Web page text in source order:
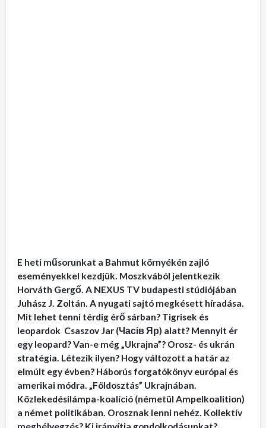
E heti műsorunkat a Bahmut környékén zajló
eseményekkel kezdjük. Moszkvából jelentkezik
Horváth Gergő. A NEXUS TV budapesti stúdiójában
Juhász J. Zoltán. A nyugati sajtó megkésett híradása.
Mit lehet tenni térdig érő sárban? Tigrisek és
leopardok Csaszov Jar (Часів Яр) alatt? Mennyit ér
egy leopard? Van-e még „Ukrajna”? Orosz- és ukrán
stratégia. Létezik ilyen? Hogy változott a határ az
elmúlt egy évben? Háborús forgatókönyv európai és
amerikai módra. „Földosztás” Ukrajnában.
Közlekedésilámpa-koalíció (németül Ampelkoalition)
a német politikában. Orosznak lenni nehéz. Kollektív